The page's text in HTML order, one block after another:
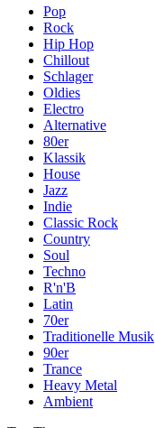
Pop
Rock
Hip Hop
Chillout
Schlager
Oldies
Electro
Alternative
80er
Klassik
House
Jazz
Indie
Classic Rock
Country
Soul
Techno
R'n'B
Latin
70er
Traditionelle Musik
90er
Trance
Heavy Metal
Ambient